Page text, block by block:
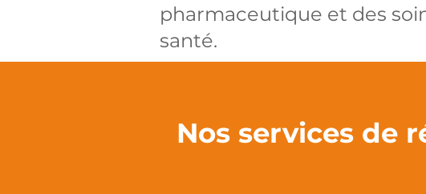
pharmaceutique et des
santé.
Nos services de